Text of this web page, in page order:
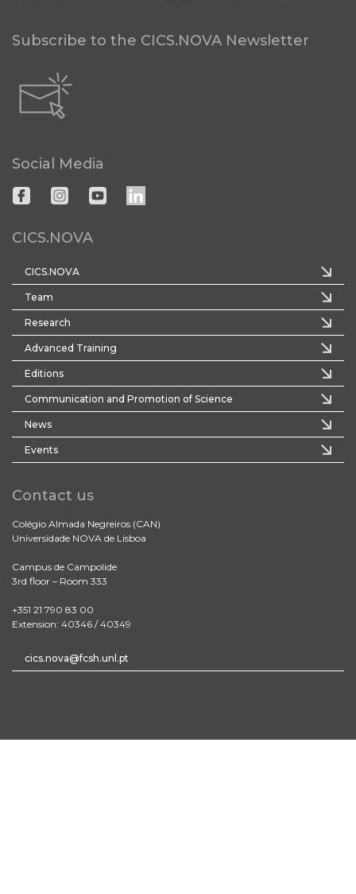
Subscribe to the CICS.NOVA Newsletter
Social Media
CICS.NOVA
CICS.NOVA
Team
Research
Advanced Training
Editions
Communication and Promotion of Science
News
Events
Contact us
Colégio Almada Negreiros (CAN)
Universidade NOVA de Lisboa
Campus de Campolide
3rd floor – Room 333
+351 21 790 83 00
Extension: 40346 / 40349
cics.nova@fcsh.unl.pt